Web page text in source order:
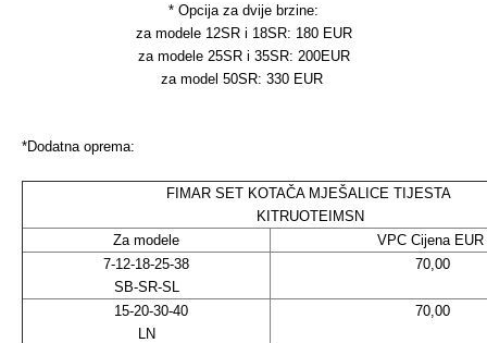
* Opcija za dvije brzine:
za modele 12SR i 18SR: 180 EUR
za modele 25SR i 35SR: 200EUR
za model 50SR: 330 EUR
*Dodatna oprema:
FIMAR SET KOTAČA MJEŠALICE TIJESTA
KITRUOTEIMSN
Za modele
VPC Cijena EUR
7-12-18-25-38
SB-SR-SL
70,00
15-20-30-40
LN
70,00